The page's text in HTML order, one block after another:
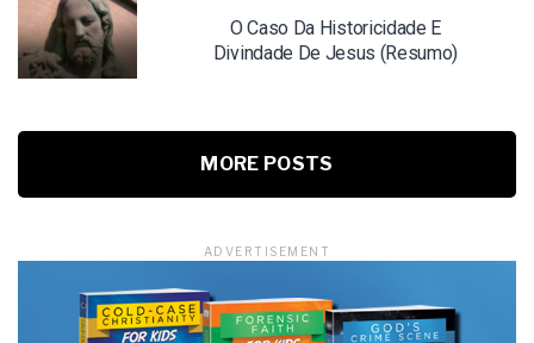
O Caso Da Historicidade E
Divindade De Jesus (Resumo)
MORE POSTS
ADVERTISEMENT